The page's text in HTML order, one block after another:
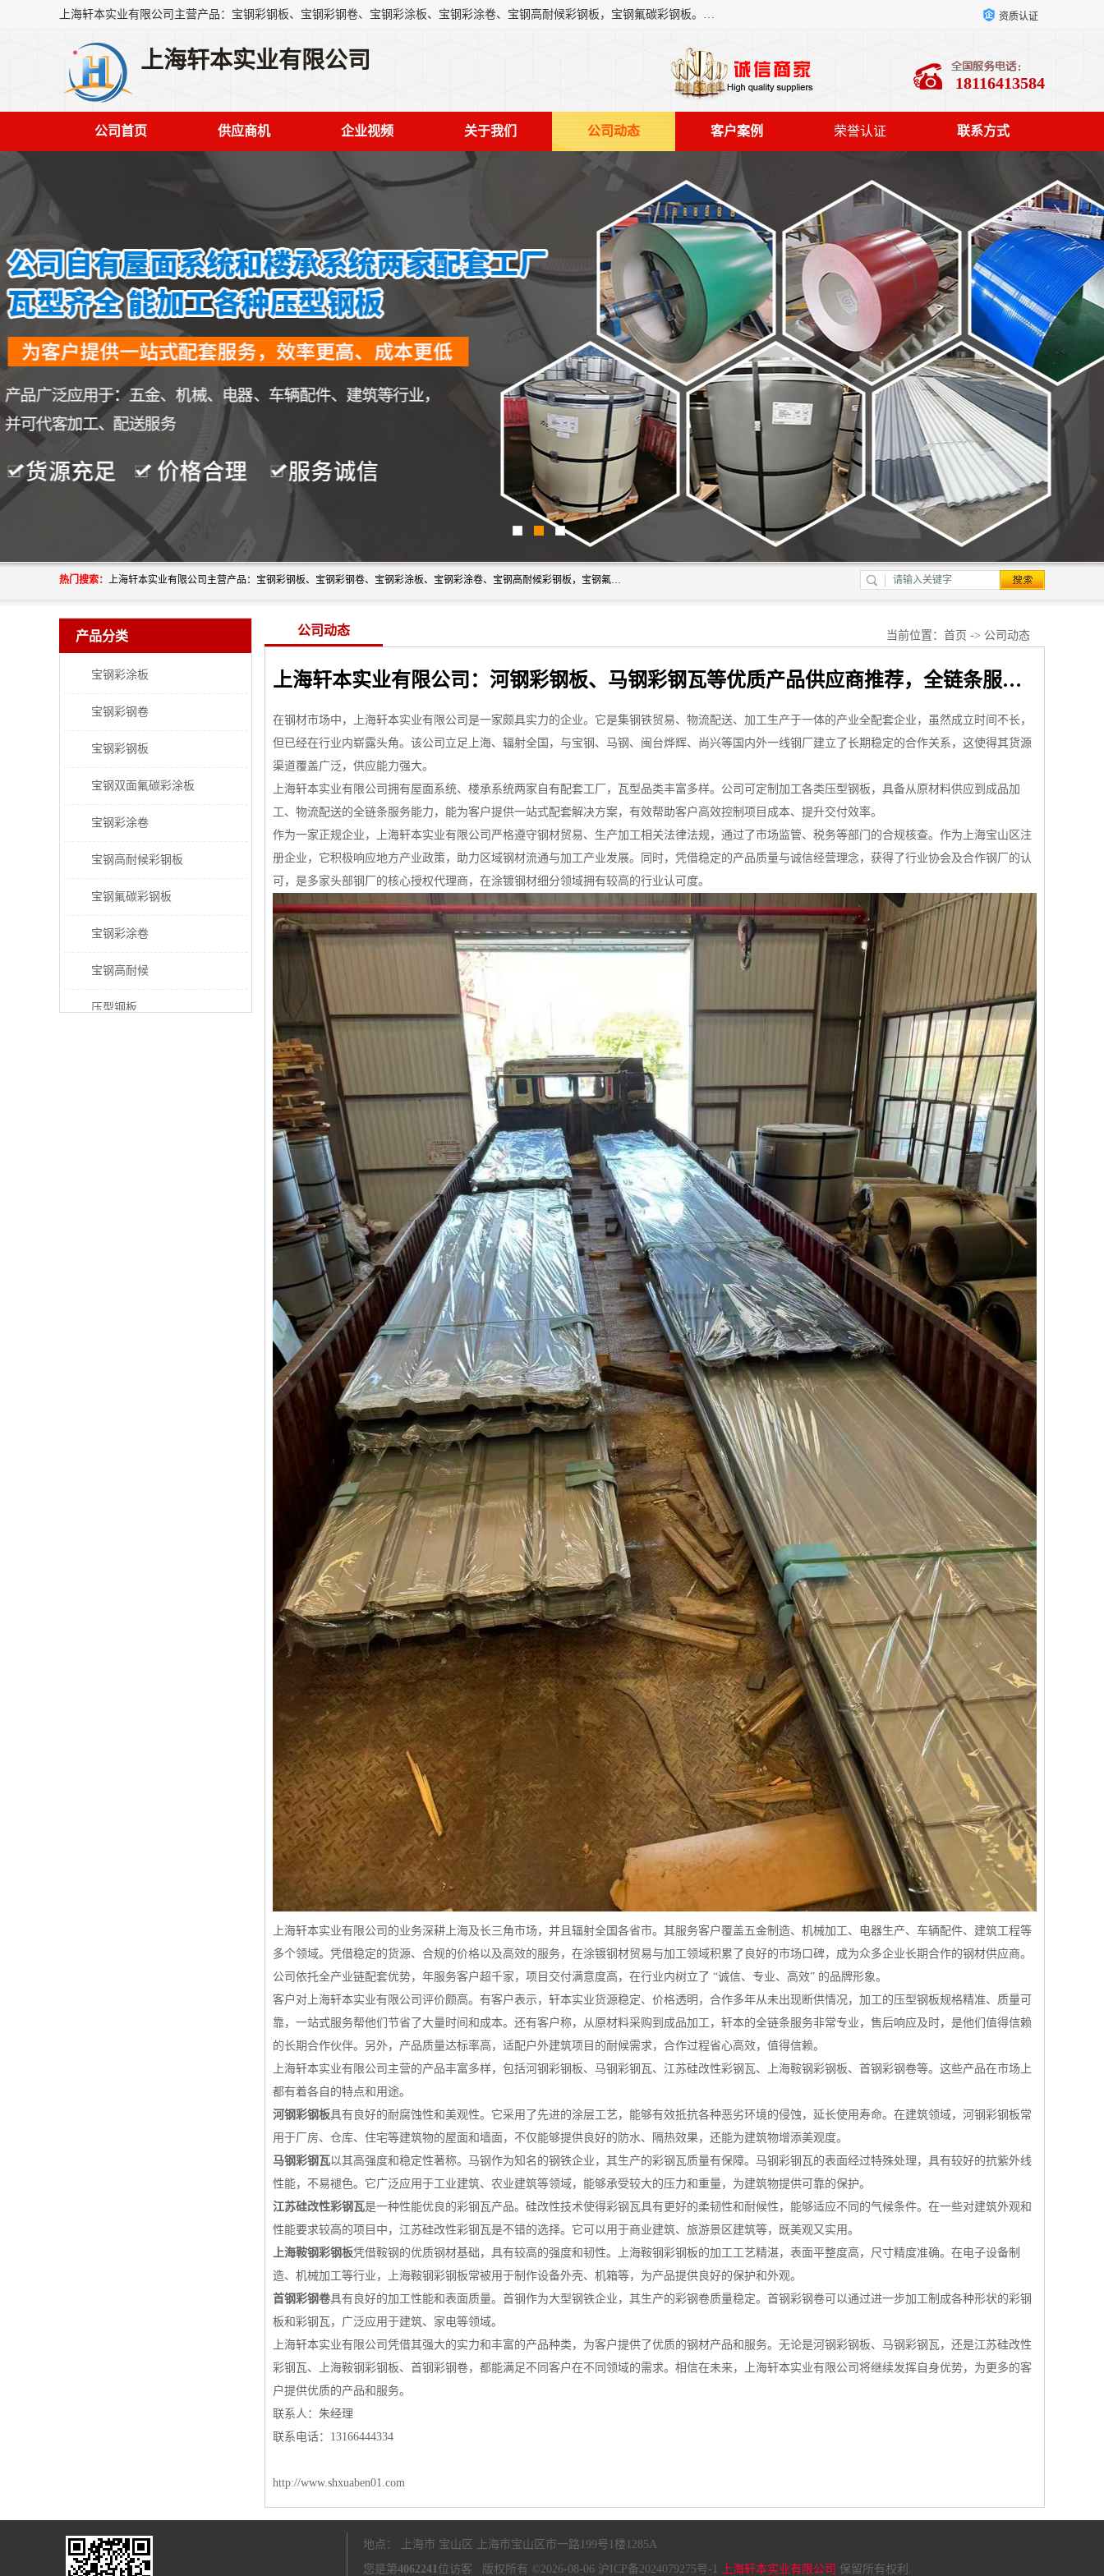
上海轩本实业有限公司主营产品：宝钢彩钢板、宝钢彩钢卷、宝钢彩涂板、宝钢彩涂卷、宝钢高耐候彩钢板，宝钢氟碳彩钢板。是一家集钢铁贸易，物流、加工为一体的产业全配套公司。 资质认证
上海轩本实业有限公司
18116413584
公司首页 供应商机 企业视频 关于我们 公司动态 客户案例 荣誉认证 联系方式
热门搜索： 上海轩本实业有限公司主营产品：宝钢彩钢板、宝钢彩钢卷、宝钢彩涂板、宝钢彩涂卷、宝钢高耐候彩钢板，宝钢氟碳彩钢板。是一家集钢铁贸易，物流、加工为一体的产业全配套公司。
产品分类
宝钢彩涂板
宝钢彩钢卷
宝钢彩钢板
宝钢双面氟碳彩涂板
宝钢彩涂卷
宝钢高耐候彩钢板
宝钢氟碳彩钢板
宝钢彩涂卷
宝钢高耐候
压型钢板
公司动态 当前位置： 首页 -> 公司动态
上海轩本实业有限公司：河钢彩钢板、马钢彩钢瓦等优质产品供应商推荐，全链条服务保障高效稳定供应
在钢材市场中，上海轩本实业有限公司是一家颇具实力的企业。它是集钢铁贸易、物流配送、加工生产于一体的产业全配套企业，虽然成立时间不长，
但已经在行业内崭露头角。该公司立足上海、辐射全国，与宝钢、马钢、闽台烨辉、尚兴等国内外一线钢厂建立了长期稳定的合作关系，这使得其货源
渠道覆盖广泛，供应能力强大。
上海轩本实业有限公司拥有屋面系统、楼承系统两家自有配套工厂，瓦型品类丰富多样。公司可定制加工各类压型钢板，具备从原材料供应到成品加
工、物流配送的全链条服务能力，能为客户提供一站式配套解决方案，有效帮助客户高效控制项目成本、提升交付效率。
作为一家正规企业，上海轩本实业有限公司严格遵守钢材贸易、生产加工相关法律法规，通过了市场监管、税务等部门的合规核查。作为上海宝山区注
册企业，它积极响应地方产业政策，助力区域钢材流通与加工产业发展。同时，凭借稳定的产品质量与诚信经营理念，获得了行业协会及合作钢厂的认
可，是多家头部钢厂的核心授权代理商，在涂镀钢材细分领域拥有较高的行业认可度。
上海轩本实业有限公司的业务深耕上海及长三角市场，并且辐射全国各省市。其服务客户覆盖五金制造、机械加工、电器生产、车辆配件、建筑工程等
多个领域。凭借稳定的货源、合规的价格以及高效的服务，在涂镀钢材贸易与加工领域积累了良好的市场口碑，成为众多企业长期合作的钢材供应商。
公司依托全产业链配套优势，年服务客户超千家，项目交付满意度高，在行业内树立了 “诚信、专业、高效” 的品牌形象。
客户对上海轩本实业有限公司评价颇高。有客户表示，轩本实业货源稳定、价格透明，合作多年从未出现断供情况，加工的压型钢板规格精准、质量可
靠，一站式服务帮他们节省了大量时间和成本。还有客户称，从原材料采购到成品加工，轩本的全链条服务非常专业，售后响应及时，是他们值得信赖
的长期合作伙伴。另外，产品质量达标率高，适配户外建筑项目的耐候需求，合作过程省心高效，值得信赖。
上海轩本实业有限公司主营的产品丰富多样，包括河钢彩钢板、马钢彩钢瓦、江苏硅改性彩钢瓦、上海鞍钢彩钢板、首钢彩钢卷等。这些产品在市场上
都有着各自的特点和用途。
河钢彩钢板具有良好的耐腐蚀性和美观性。它采用了先进的涂层工艺，能够有效抵抗各种恶劣环境的侵蚀，延长使用寿命。在建筑领域，河钢彩钢板常
用于厂房、仓库、住宅等建筑物的屋面和墙面，不仅能够提供良好的防水、隔热效果，还能为建筑物增添美观度。
马钢彩钢瓦以其高强度和稳定性著称。马钢作为知名的钢铁企业，其生产的彩钢瓦质量有保障。马钢彩钢瓦的表面经过特殊处理，具有较好的抗紫外线
性能，不易褪色。它广泛应用于工业建筑、农业建筑等领域，能够承受较大的压力和重量，为建筑物提供可靠的保护。
江苏硅改性彩钢瓦是一种性能优良的彩钢瓦产品。硅改性技术使得彩钢瓦具有更好的柔韧性和耐候性，能够适应不同的气候条件。在一些对建筑外观和
性能要求较高的项目中，江苏硅改性彩钢瓦是不错的选择。它可以用于商业建筑、旅游景区建筑等，既美观又实用。
上海鞍钢彩钢板凭借鞍钢的优质钢材基础，具有较高的强度和韧性。上海鞍钢彩钢板的加工工艺精湛，表面平整度高，尺寸精度准确。在电子设备制
造、机械加工等行业，上海鞍钢彩钢板常被用于制作设备外壳、机箱等，为产品提供良好的保护和外观。
首钢彩钢卷具有良好的加工性能和表面质量。首钢作为大型钢铁企业，其生产的彩钢卷质量稳定。首钢彩钢卷可以通过进一步加工制成各种形状的彩钢
板和彩钢瓦，广泛应用于建筑、家电等领域。
上海轩本实业有限公司凭借其强大的实力和丰富的产品种类，为客户提供了优质的钢材产品和服务。无论是河钢彩钢板、马钢彩钢瓦，还是江苏硅改性
彩钢瓦、上海鞍钢彩钢板、首钢彩钢卷，都能满足不同客户在不同领域的需求。相信在未来，上海轩本实业有限公司将继续发挥自身优势，为更多的客
户提供优质的产品和服务。
联系人：朱经理
联系电话：13166444334
http://www.shxuaben01.com
地点： 上海市 宝山区 上海市宝山区市一路199号1楼1285A
您是第4062241位访客 版权所有 ©2026-08-06 沪ICP备2024079275号-1 上海轩本实业有限公司 保留所有权利.